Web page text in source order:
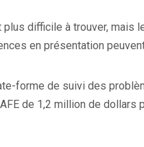
difficile à trouver, mais
en présentation
forme de suivi des
de 1,2 million de dollars